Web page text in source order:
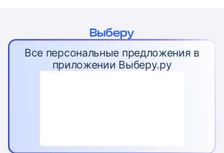
Все персональные предложения в
приложении Выберу.ру